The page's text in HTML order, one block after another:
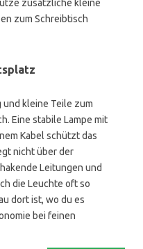
zusätzliche kleine
zum Schreibtisch
und kleine Teile zum
Eine stabile Lampe mit
Kabel schützt das
nicht über der
Leitungen und
die Leuchte oft so
dort ist, wo du es
bei feinen